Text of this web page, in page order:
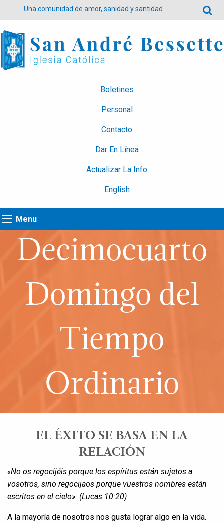
Una comunidad de amor, sanidad y santidad
Boletines
Personal
Contacto
Dar En Línea
Actualizar La Info
English
Menu
Decimocuarto
Domingo del
Tiempo
Ordinario
EL ÉXITO SE BASA EN LA
RELACIÓN
«No os regocijéis porque los espíritus están sujetos a
vosotros, sino regocijaos porque vuestros nombres están
escritos en el cielo». (Lucas 10:20)
A la mayoría de nosotros nos gusta lograr algo en la vida.